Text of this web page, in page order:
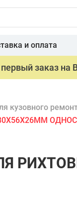
и оплата
первый заказ на
кузовного